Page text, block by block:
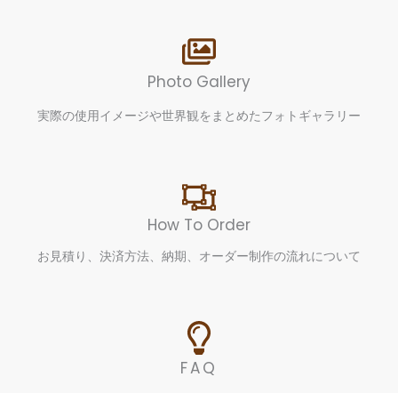
Photo Gallery
実際の使用イメージや世界観をまとめたフォトギャラリー
How To Order
お見積り、決済方法、納期、オーダー制作の流れについて
FAQ